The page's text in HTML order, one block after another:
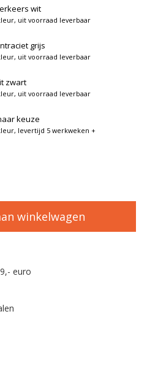
wit
uit voorraad leverbaar
grijs
uit voorraad leverbaar
zwart
uit voorraad leverbaar
keuze
levertijd 5 werkweken +
winkelwagen
euro